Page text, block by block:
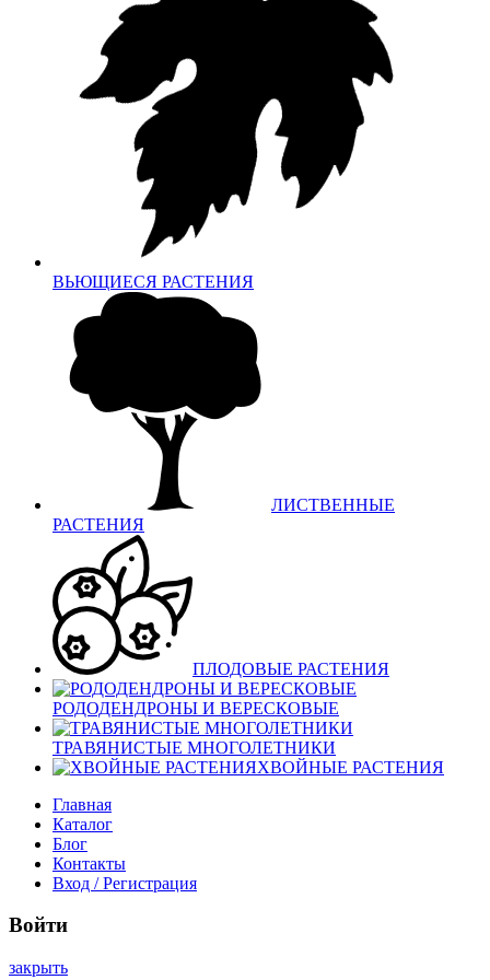
ВЬЮЩИЕСЯ РАСТЕНИЯ
ЛИСТВЕННЫЕ
РАСТЕНИЯ
ПЛОДОВЫЕ РАСТЕНИЯ
РОДОДЕНДРОНЫ И ВЕРЕСКОВЫЕ
ТРАВЯНИСТЫЕ МНОГОЛЕТНИКИ
ХВОЙНЫЕ РАСТЕНИЯ
Главная
Каталог
Блог
Контакты
Вход / Регистрация
Войти
закрыть